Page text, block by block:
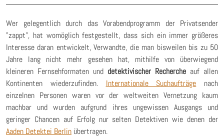
Wer gelegentlich durch das Vorabendprogramm der Privatsender
"zappt", hat womöglich festgestellt, dass sich ein immer größeres
Interesse daran entwickelt, Verwandte, die man bisweilen bis zu 50
Jahre lang nicht mehr gesehen hat, mithilfe von überwiegend
kleineren Fernsehformaten und detektivischer Recherche auf allen
Kontinenten wiederzufinden. Internationale Suchaufträge nach
einzelnen Personen waren vor der weltweiten Vernetzung kaum
machbar und wurden aufgrund ihres ungewissen Ausgangs und
geringer Chancen auf Erfolg nur selten Detektiven wie denen der
Aaden Detektei Berlin übertragen.